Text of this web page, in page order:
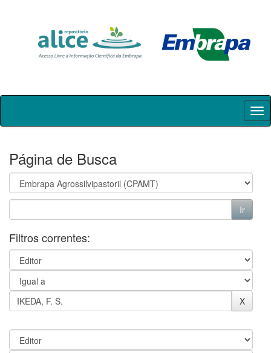
Skip
Página de Busca
Filtros correntes: